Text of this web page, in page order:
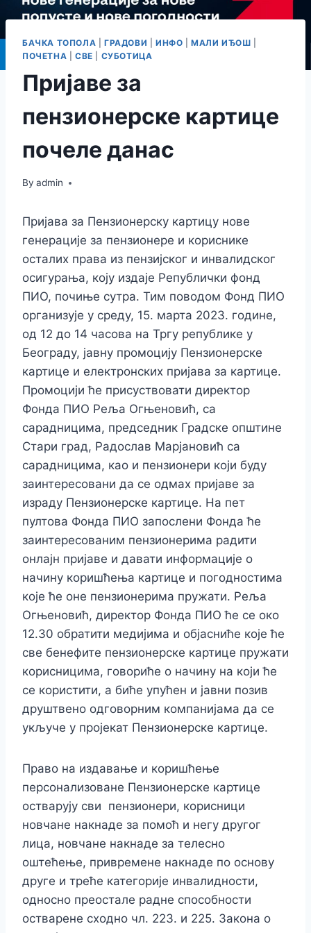
БАЧКА ТОПОЛА ГРАДОВИ ИНФО |МАЛИ ИЂОШ
ПОЧЕТНА
СВЕ СУБОТИЦА
Пријаве за
пензионерске картице
почеле данас
By admin
Пријава за Пензионерску картицу нове
генерације за пензионере и кориснике
осталих права из пензијског и инвалидског
осигурања, коју издаје Републички фонд
ПИО, почиње сутра. Тим поводом Фонд ПИО
организује у среду, 15. марта 2023. године,
од 12 до 14 часова на Тргу републике у
Београду, јавну промоцију Пензионерске
картице и електронских пријава за картице.
Промоцији ће присуствовати директор
Фонда ПИО Реља Огњеновић, са
сарадницима, председник Градске општине
Стари град, Радослав Марјановић са
сарадницима, као и пензионери који буду
заинтересовани да се одмах пријаве за
израду Пензионерске картице. На пет
пултова Фонда ПИО запослени Фонда ће
заинтересованим пензионерима радити
онлајн пријаве и давати информације о
начину коришћења картице и погодностима
које ће оне пензионерима пружати. Реља
Огњеновић, директор Фонда ПИО ће се око
12.30 обратити медијима и објасниће које ће
све бенефите пензионерске картице пружати
корисницима, говориће о начину на који ће
се користити, а биће упућен и јавни позив
друштвено одговорним компанијама да се
укључе у пројекат Пензионерске картице.
Право на издавање и коришћење
персонализоване Пензионерске картице
остварују сви пензионери, корисници
новчане накнаде за помоћ и негу другог
лица, новчане накнаде за телесно
оштећење, привремене накнаде по основу
друге и треће категорије инвалидности,
односно преостале радне способности
остварене сходно чл. 223. и 225. Закона о